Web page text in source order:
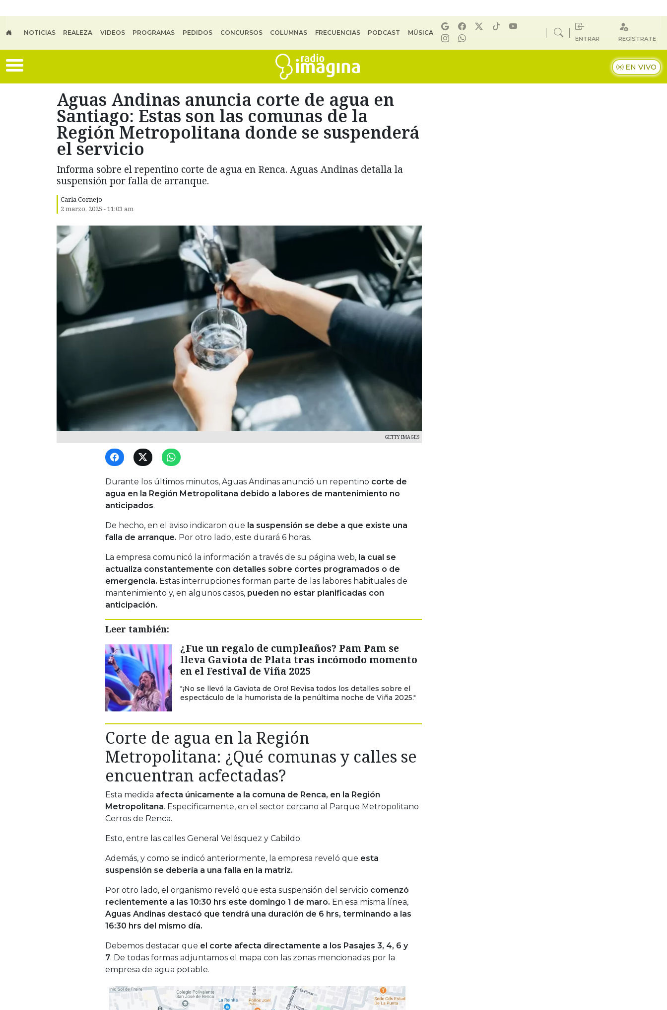
NOTICIAS REALEZA VIDEOS PROGRAMAS PEDIDOS CONCURSOS COLUMNAS FRECUENCIAS PODCAST MÚSICA
ENTRAR REGÍSTRATE
EN VIVO
Aguas Andinas anuncia corte de agua en
Santiago: Estas son las comunas de la
Región Metropolitana donde se suspenderá
el servicio
Informa sobre el repentino corte de agua en Renca. Aguas Andinas detalla la
suspensión por falla de arranque.
Carla Cornejo
2 marzo, 2025 - 11:03 am
GETTY IMAGES
Durante los últimos minutos, Aguas Andinas anunció un repentino corte de
agua en la Región Metropolitana debido a labores de mantenimiento no
anticipados.
De hecho, en el aviso indicaron que la suspensión se debe a que existe una
falla de arranque. Por otro lado, este durará 6 horas.
La empresa comunicó la información a través de su página web, la cual se
actualiza constantemente con detalles sobre cortes programados o de
emergencia. Estas interrupciones forman parte de las labores habituales de
mantenimiento y, en algunos casos, pueden no estar planificadas con
anticipación.
Leer también:
¿Fue un regalo de cumpleaños? Pam Pam se
lleva Gaviota de Plata tras incómodo momento
en el Festival de Viña 2025
"¡No se llevó la Gaviota de Oro! Revisa todos los detalles sobre el
espectáculo de la humorista de la penúltima noche de Viña 2025."
Corte de agua en la Región
Metropolitana: ¿Qué comunas y calles se
encuentran acfectadas?
Esta medida afecta únicamente a la comuna de Renca, en la Región
Metropolitana. Específicamente, en el sector cercano al Parque Metropolitano
Cerros de Renca.
Esto, entre las calles General Velásquez y Cabildo.
Además, y como se indicó anteriormente, la empresa reveló que esta
suspensión se debería a una falla en la matriz.
Por otro lado, el organismo reveló que esta suspensión del servicio comenzó
recientemente a las 10:30 hrs este domingo 1 de maro. En esa misma línea,
Aguas Andinas destacó que tendrá una duración de 6 hrs, terminando a las
16:30 hrs del mismo día.
Debemos destacar que el corte afecta directamente a los Pasajes 3, 4, 6 y
7. De todas formas adjuntamos el mapa con las zonas mencionadas por la
empresa de agua potable.